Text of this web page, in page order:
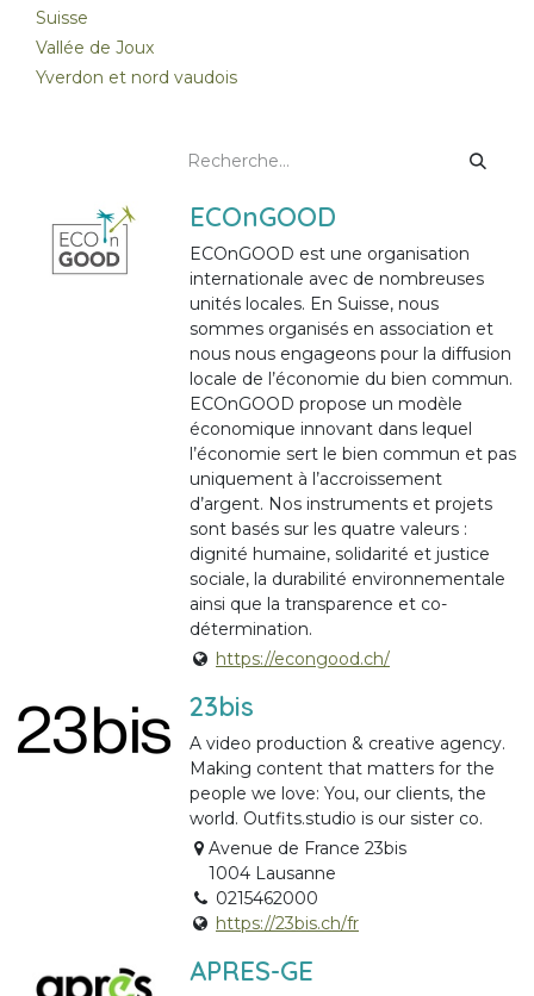
Suisse
Vallée de Joux
Yverdon et nord vaudois
ECOnGOOD
ECOnGOOD est une organisation
internationale avec de nombreuses
unités locales. En Suisse, nous
sommes organisés en association et
nous nous engageons pour la diffusion
locale de l’économie du bien commun.
ECOnGOOD propose un modèle
économique innovant dans lequel
l’économie sert le bien commun et pas
uniquement à l’accroissement
d’argent. Nos instruments et projets
sont basés sur les quatre valeurs :
dignité humaine, solidarité et justice
sociale, la durabilité environnementale
ainsi que la transparence et co-
détermination.
https://econgood.ch/
23bis
A video production & creative agency.
Making content that matters for the
people we love: You, our clients, the
world. Outfits.studio is our sister co.
Avenue de France 23bis
1004 Lausanne
0215462000
https://23bis.ch/fr
APRES-GE